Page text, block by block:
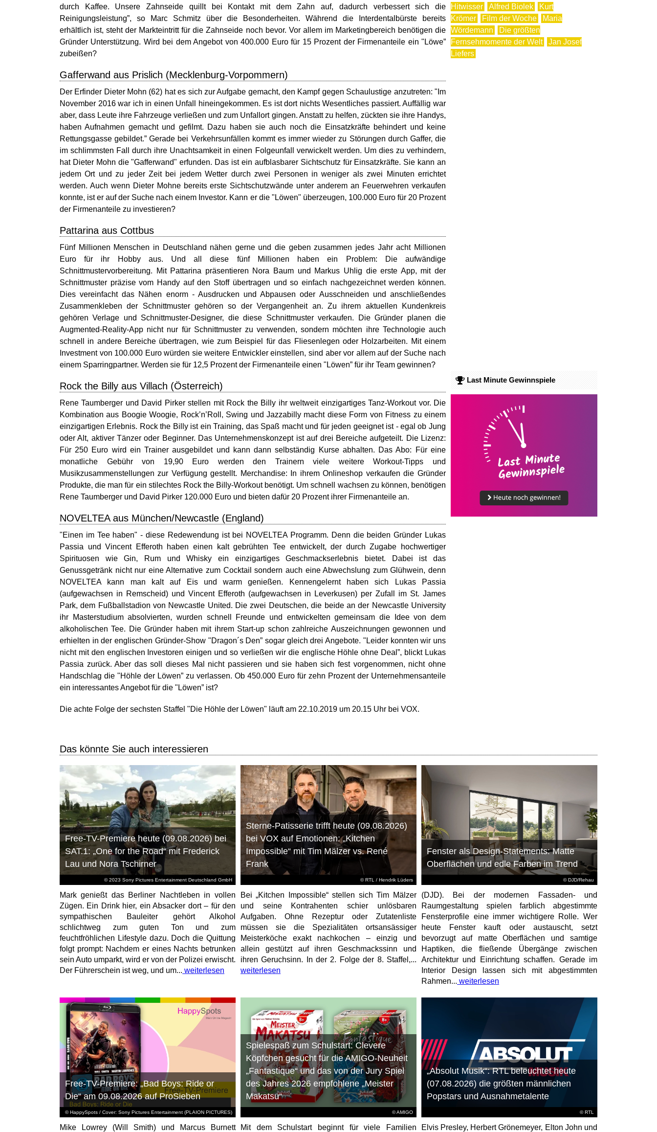
durch Kaffee. Unsere Zahnseide quillt bei Kontakt mit dem Zahn auf, dadurch verbessert sich die
Reinigungsleistung”, so Marc Schmitz über die Besonderheiten. Während die Interdentalbürste bereits
erhältlich ist, steht der Markteintritt für die Zahnseide noch bevor. Vor allem im Marketingbereich benötigen die
Gründer Unterstützung. Wird bei dem Angebot von 400.000 Euro für 15 Prozent der Firmenanteile ein "Löwe”
zubeißen?
Gafferwand aus Prislich (Mecklenburg-Vorpommern)
Der Erfinder Dieter Mohn (62) hat es sich zur Aufgabe gemacht, den Kampf gegen Schaulustige anzutreten: "Im
November 2016 war ich in einen Unfall hineingekommen. Es ist dort nichts Wesentliches passiert. Auffällig war
aber, dass Leute ihre Fahrzeuge verließen und zum Unfallort gingen. Anstatt zu helfen, zückten sie ihre Handys,
haben Aufnahmen gemacht und gefilmt. Dazu haben sie auch noch die Einsatzkräfte behindert und keine
Rettungsgasse gebildet.” Gerade bei Verkehrsunfällen kommt es immer wieder zu Störungen durch Gaffer, die
im schlimmsten Fall durch ihre Unachtsamkeit in einen Folgeunfall verwickelt werden. Um dies zu verhindern,
hat Dieter Mohn die "Gafferwand" erfunden. Das ist ein aufblasbarer Sichtschutz für Einsatzkräfte. Sie kann an
jedem Ort und zu jeder Zeit bei jedem Wetter durch zwei Personen in weniger als zwei Minuten errichtet
werden. Auch wenn Dieter Mohne bereits erste Sichtschutzwände unter anderem an Feuerwehren verkaufen
konnte, ist er auf der Suche nach einem Investor. Kann er die "Löwen" überzeugen, 100.000 Euro für 20 Prozent
der Firmenanteile zu investieren?
Pattarina aus Cottbus
Fünf Millionen Menschen in Deutschland nähen gerne und die geben zusammen jedes Jahr acht Millionen
Euro für ihr Hobby aus. Und all diese fünf Millionen haben ein Problem: Die aufwändige
Schnittmustervorbereitung. Mit Pattarina präsentieren Nora Baum und Markus Uhlig die erste App, mit der
Schnittmuster präzise vom Handy auf den Stoff übertragen und so einfach nachgezeichnet werden können.
Dies vereinfacht das Nähen enorm - Ausdrucken und Abpausen oder Ausschneiden und anschließendes
Zusammenkleben der Schnittmuster gehören so der Vergangenheit an. Zu ihrem aktuellen Kundenkreis
gehören Verlage und Schnittmuster-Designer, die diese Schnittmuster verkaufen. Die Gründer planen die
Augmented-Reality-App nicht nur für Schnittmuster zu verwenden, sondern möchten ihre Technologie auch
schnell in andere Bereiche übertragen, wie zum Beispiel für das Fliesenlegen oder Holzarbeiten. Mit einem
Investment von 100.000 Euro würden sie weitere Entwickler einstellen, sind aber vor allem auf der Suche nach
einem Sparringpartner. Werden sie für 12,5 Prozent der Firmenanteile einen "Löwen” für ihr Team gewinnen?
Rock the Billy aus Villach (Österreich)
Rene Taumberger und David Pirker stellen mit Rock the Billy ihr weltweit einzigartiges Tanz-Workout vor. Die
Kombination aus Boogie Woogie, Rock’n’Roll, Swing und Jazzabilly macht diese Form von Fitness zu einem
einzigartigen Erlebnis. Rock the Billy ist ein Training, das Spaß macht und für jeden geeignet ist - egal ob Jung
oder Alt, aktiver Tänzer oder Beginner. Das Unternehmenskonzept ist auf drei Bereiche aufgeteilt. Die Lizenz:
Für 250 Euro wird ein Trainer ausgebildet und kann dann selbständig Kurse abhalten. Das Abo: Für eine
monatliche Gebühr von 19,90 Euro werden den Trainern viele weitere Workout-Tipps und
Musikzusammenstellungen zur Verfügung gestellt. Merchandise: In ihrem Onlineshop verkaufen die Gründer
Produkte, die man für ein stilechtes Rock the Billy-Workout benötigt. Um schnell wachsen zu können, benötigen
Rene Taumberger und David Pirker 120.000 Euro und bieten dafür 20 Prozent ihrer Firmenanteile an.
NOVELTEA aus München/Newcastle (England)
"Einen im Tee haben" - diese Redewendung ist bei NOVELTEA Programm. Denn die beiden Gründer Lukas
Passia und Vincent Efferoth haben einen kalt gebrühten Tee entwickelt, der durch Zugabe hochwertiger
Spirituosen wie Gin, Rum und Whisky ein einzigartiges Geschmackserlebnis bietet. Dabei ist das
Genussgetränk nicht nur eine Alternative zum Cocktail sondern auch eine Abwechslung zum Glühwein, denn
NOVELTEA kann man kalt auf Eis und warm genießen. Kennengelernt haben sich Lukas Passia
(aufgewachsen in Remscheid) und Vincent Efferoth (aufgewachsen in Leverkusen) per Zufall im St. James
Park, dem Fußballstadion von Newcastle United. Die zwei Deutschen, die beide an der Newcastle University
ihr Masterstudium absolvierten, wurden schnell Freunde und entwickelten gemeinsam die Idee von dem
alkoholischen Tee. Die Gründer haben mit ihrem Start-up schon zahlreiche Auszeichnungen gewonnen und
erhielten in der englischen Gründer-Show "Dragon´s Den” sogar gleich drei Angebote. "Leider konnten wir uns
nicht mit den englischen Investoren einigen und so verließen wir die englische Höhle ohne Deal”, blickt Lukas
Passia zurück. Aber das soll dieses Mal nicht passieren und sie haben sich fest vorgenommen, nicht ohne
Handschlag die "Höhle der Löwen” zu verlassen. Ob 450.000 Euro für zehn Prozent der Unternehmensanteile
ein interessantes Angebot für die "Löwen” ist?
Die achte Folge der sechsten Staffel "Die Höhle der Löwen" läuft am 22.10.2019 um 20.15 Uhr bei VOX.
Hitwisser
Alfred Biolek
Kurt
Krömer
Film der Woche
Maria
Wördemann
Die größten
Fernsehmomente der Welt
Jan Josef
Liefers
Last Minute Gewinnspiele
Das könnte Sie auch interessieren
© 2023 Sony Pictures Entertainment Deutschland GmbH
Free-TV-Premiere heute (09.08.2026) bei
SAT.1: „One for the Road“ mit Frederick
Lau und Nora Tschirner
Mark genießt das Berliner Nachtleben in vollen
Zügen. Ein Drink hier, ein Absacker dort – für den
sympathischen Bauleiter gehört Alkohol
schlichtweg zum guten Ton und zum
feuchtfröhlichen Lifestyle dazu. Doch die Quittung
folgt prompt: Nachdem er eines Nachts betrunken
sein Auto umparkt, wird er von der Polizei erwischt.
Der Führerschein ist weg, und um... weiterlesen
©RTL / Hendrik Lüders
Sterne-Patisserie trifft heute (09.08.2026)
bei VOX auf Emotionen: „Kitchen
Impossible“ mit Tim Mälzer vs. René
Frank
Bei „Kitchen Impossible“ stellen sich Tim Mälzer
und seine Kontrahenten schier unlösbaren
Aufgaben. Ohne Rezeptur oder Zutatenliste
müssen sie die Spezialitäten ortsansässiger
Meisterköche exakt nachkochen – einzig und
allein gestützt auf ihren Geschmackssinn und
ihren Geruchsinn. In der 2. Folge der 8. Staffel,...
weiterlesen
© DJD/Rehau
Fenster als Design-Statements: Matte
Oberflächen und edle Farben im Trend
(DJD). Bei der modernen Fassaden- und
Raumgestaltung spielen farblich abgestimmte
Fensterprofile eine immer wichtigere Rolle. Wer
heute Fenster kauft oder austauscht, setzt
bevorzugt auf matte Oberflächen und samtige
Haptiken, die fließende Übergänge zwischen
Architektur und Einrichtung schaffen. Gerade im
Interior Design lassen sich mit abgestimmten
Rahmen... weiterlesen
© HappySpots / Cover: Sony Pictures Entertainment (PLAION PICTURES)
Free-TV-Premiere: „Bad Boys: Ride or
Die“ am 09.08.2026 auf ProSieben
Mike Lowrey (Will Smith) und Marcus Burnett
© AMIGO
Spielespaß zum Schulstart: Clevere
Köpfchen gesucht für die AMIGO-Neuheit
„Fantastique“ und das von der Jury Spiel
des Jahres 2026 empfohlene „Meister
Makatsu“
Mit dem Schulstart beginnt für viele Familien
©RTL
„Absolut Musik“: RTL beleuchtet heute
(07.08.2026) die größten männlichen
Popstars und Ausnahmetalente
Elvis Presley, Herbert Grönemeyer, Elton John und